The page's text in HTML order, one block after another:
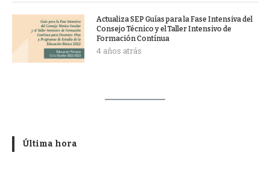
Actualiza SEP Guías para la Fase Intensiva del
Consejo Técnico y el Taller Intensivo de
Formación Contínua
4 años atrás
Última hora